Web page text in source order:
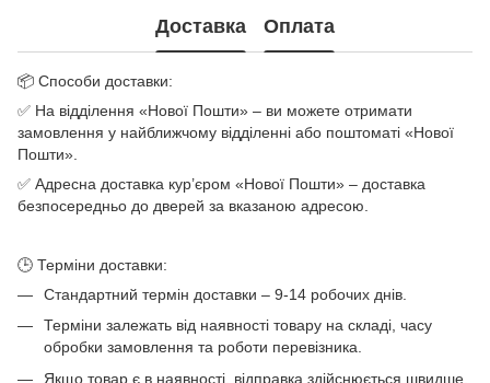
Доставка Оплата
📦 Способи доставки:
✅ На відділення «Нової Пошти» – ви можете отримати
замовлення у найближчому відділенні або поштоматі «Нової
Пошти».
✅ Адресна доставка кур’єром «Нової Пошти» – доставка
безпосередньо до дверей за вказаною адресою.
🕒 Терміни доставки:
Стандартний термін доставки – 9-14 робочих днів.
Терміни залежать від наявності товару на складі, часу
обробки замовлення та роботи перевізника.
Якщо товар є в наявності, відправка здійснюється швидше.